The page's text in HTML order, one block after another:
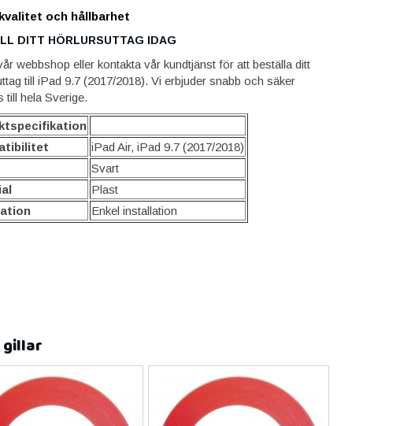
och hållbarhet
DITT HÖRLURSUTTAG IDAG
webbshop eller kontakta vår kundtjänst för att beställa ditt
till iPad 9.7 (2017/2018). Vi erbjuder snabb och säker
till hela Sverige.
iPad Air, iPad 9.7 (2017/2018)
Svart
Plast
Enkel installation
gillar